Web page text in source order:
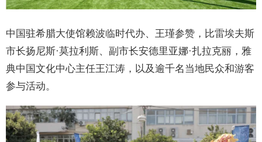
中国驻希腊大使馆赖波临时代办、王瑾参赞，比雷埃夫斯
市长扬尼斯·莫拉利斯、副市长安德里亚娜·扎拉克丽，雅
典中国文化中心主任王江涛，以及逾千名当地民众和游客
参与活动。